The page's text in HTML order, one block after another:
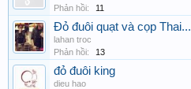
Phản hồi:
11
Đỏ đuôi quạt và cọp Thai...
lahan troc
Phản hồi:
13
đỏ đuôi king
dieu hao